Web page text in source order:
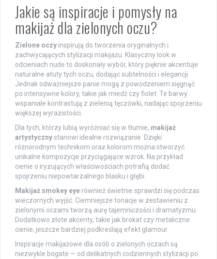
Jakie są inspiracje i pomysły na
makijaż dla zielonych oczu?
Zielone oczy inspirują do tworzenia oryginalnych i
zachwycających stylizacji makijażu. Klasyczny look w
odcieniach nude to doskonały wybór, który pięknie akcentuje
naturalne atuty tych oczu, dodając subtelności i elegancji.
Jednak odważniejsze panie mogą z powodzeniem sięgnąć
po intensywne kolory, takie jak miedź czy fiolet. Te barwy
wspaniale kontrastują z zielenią tęczówki, nadając spojrzeniu
większej wyrazistości.
Dla tych, którzy lubią wyróżniać się w tłumie, makijaż
artystycznystanowi idealne rozwiązanie. Dzięki
różnorodnym technikom oraz kolorom można stworzyć
unikalne kompozycje przyciągające wzrok. Na przykład
cienie o iryzujących właściwościach potrafią dodać
spojrzeniu niepowtarzalnego blasku i głębi.
Makijaż smokey eye również świetnie sprawdzi się podczas
wieczornych wyjść. Ciemniejsze tonacje w zestawieniu z
zielonymi oczami tworzą aurę tajemniczości i dramatyzmu.
Dodatkowo złote akcenty, takie jak brokat czy metaliczne
cienie, jeszcze bardziej podkreślają efekt glamour.
Inspiracje makijażowe dla osób o zielonych oczach są
niezwykle bogate — od delikatnych codziennych stylizacji po